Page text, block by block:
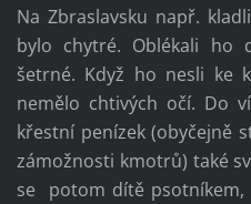
Na Zbraslavsku např.
bylo chytré. Oblékali ho
šetrné. Když ho nesli ke
nemělo chtivých očí. Do
křestní penízek (obyčejně
zámožnosti kmotrů) také
se potom dítě psotníkem,